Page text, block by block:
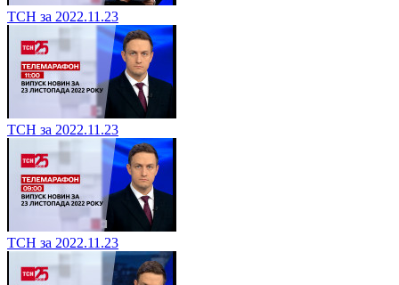
ТСН за 2022.11.23
ТСН за 2022.11.23
ТСН за 2022.11.23